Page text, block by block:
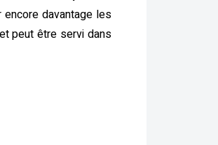
davantage les
peut être servi dans